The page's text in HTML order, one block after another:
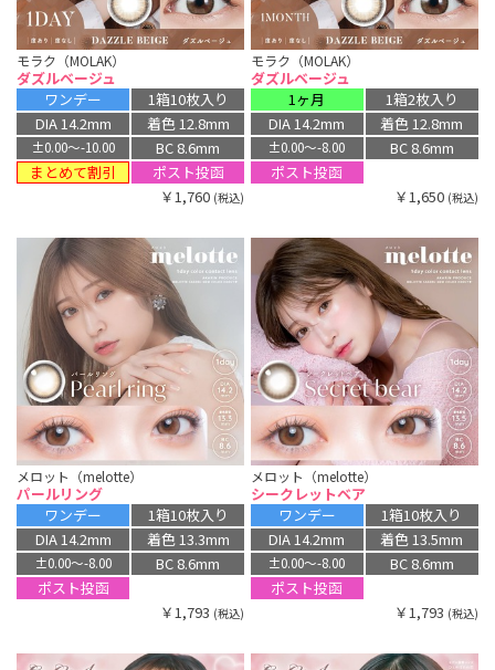
モラク（MOLAK）
ダズルベージュ
ワンデー
1箱10枚入り
DIA 14.2mm
着色 12.8mm
±0.00〜-10.00
BC 8.6mm
まとめて割引
ポスト投函
￥1,760 (税込)
モラク（MOLAK）
ダズルベージュ
1ヶ月
1箱2枚入り
DIA 14.2mm
着色 12.8mm
±0.00〜-8.00
BC 8.6mm
ポスト投函
￥1,650 (税込)
メロット（melotte）
パールリング
ワンデー
1箱10枚入り
DIA 14.2mm
着色 13.3mm
±0.00〜-8.00
BC 8.6mm
ポスト投函
￥1,793 (税込)
メロット（melotte）
シークレットベア
ワンデー
1箱10枚入り
DIA 14.2mm
着色 13.5mm
±0.00〜-8.00
BC 8.6mm
ポスト投函
￥1,793 (税込)